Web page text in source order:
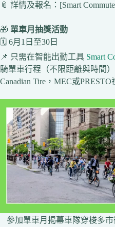
📎 詳情及報名：[Smart
🎁 單車月抽獎活動
🗓️ 6月1日至30日
📌 只需在智能出勤工具 Smart
騎單車行程（不限距離與時間
Canadian Tire，MEC或PRESTO
參加單車月揭幕車隊穿梭多